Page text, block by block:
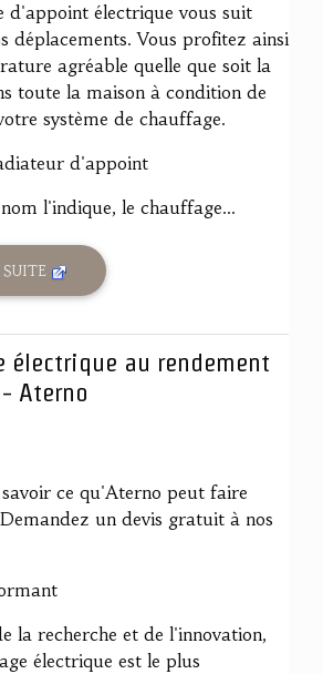
d'appoint électrique vous suit
déplacements. Vous profitez ainsi
agréable quelle que soit la
toute la maison à condition de
système de chauffage.
d'appoint
l'indique, le chauffage...
électrique au rendement
Aterno
ce qu'Aterno peut faire
un devis gratuit à nos
la recherche et de l'innovation,
électrique est le plus